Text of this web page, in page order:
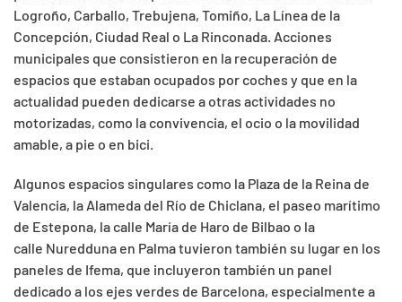
Logroño, Carballo, Trebujena, Tomiño, La Línea de la
Concepción, Ciudad Real o La Rinconada. Acciones
municipales que consistieron en la recuperación de
espacios que estaban ocupados por coches y que en la
actualidad pueden dedicarse a otras actividades no
motorizadas, como la convivencia, el ocio o la movilidad
amable, a pie o en bici.
Algunos espacios singulares como la Plaza de la Reina de
Valencia, la Alameda del Río de Chiclana, el paseo marítimo
de Estepona, la calle María de Haro de Bilbao o la
calle Nuredduna en Palma tuvieron también su lugar en los
paneles de Ifema, que incluyeron también un panel
dedicado a los ejes verdes de Barcelona, especialmente a